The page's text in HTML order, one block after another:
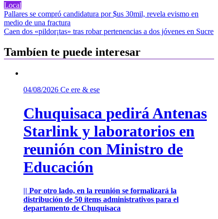
Local
Navegación
de
Pallares se compró candidatura por $us 30mil, revela evismo en
medio de una fractura
Caen dos «pildor¡tas» tras robar pertenencias a dos jóvenes en Sucre
Tambíen te puede interesar
04/08/2026 Ce ere & ese
Chuquisaca pedirá Antenas
Starlink y laboratorios en
reunión con Ministro de
Educación
|| Por otro lado, en la reunión se formalizará la
distribución de 50 ítems administrativos para el
departamento de Chuquisaca